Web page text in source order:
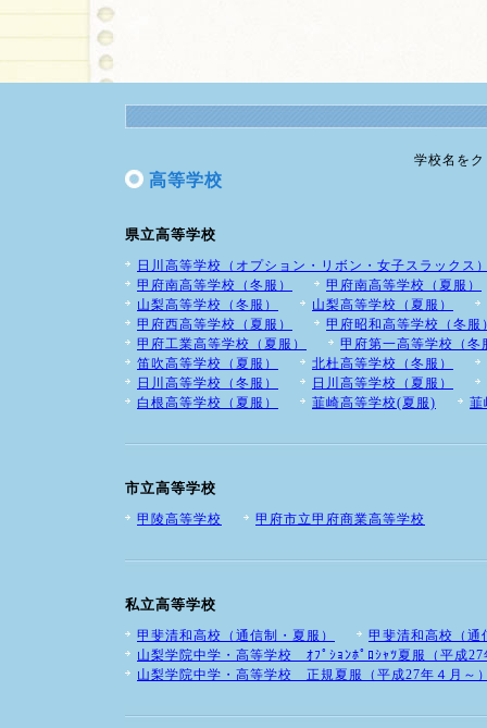
学校名を
高等学校
県立高等学校
日川高等学校（オプション・リボン・女子スラックス
甲府南高等学校（冬服）
甲府南高等学校（夏服）
山梨高等学校（冬服）
山梨高等学校（夏服）
甲府西高等学校（夏服）
甲府昭和高等学校（冬服
甲府工業高等学校（夏服）
甲府第一高等学校（冬
笛吹高等学校（夏服）
北杜高等学校（冬服）
日川高等学校（冬服）
日川高等学校（夏服）
白根高等学校（夏服）
韮崎高等学校(夏服) 韮
市立高等学校
甲陵高等学校 甲府市立甲府商業高等学校
私立高等学校
甲斐清和高校（通信制・夏服）
甲斐清和高校（通
山梨学院中学・高等学校 ｵﾌﾟｼｮﾝﾎﾟﾛｼｬﾂ夏服（平成27
山梨学院中学・高等学校 正規夏服（平成27年４月～